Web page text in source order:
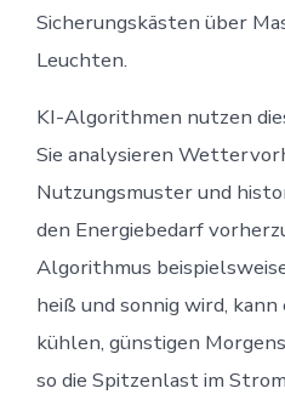
Sicherungskästen über
Leuchten.
KI-Algorithmen nutzen
Sie analysieren
Nutzungsmuster und
den Energiebedarf
Algorithmus
heiß und sonnig wird, kann
kühlen, günstigen
so die Spitzenlast im